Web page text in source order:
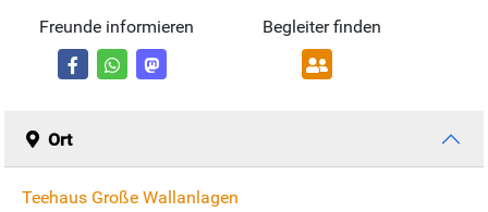
Freunde informieren Begleiter finden
Ort
Teehaus Große Wallanlagen